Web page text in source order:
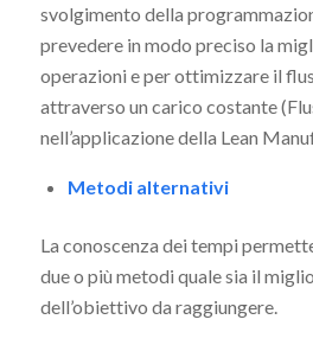
svolgimento della
prevedere in modo preciso la
operazioni e per ottimizzare il
attraverso un carico costante
nell’applicazione della Lean
Metodi alternativi
La conoscenza dei tempi
due o più metodi quale sia il
dell’obiettivo da raggiungere.